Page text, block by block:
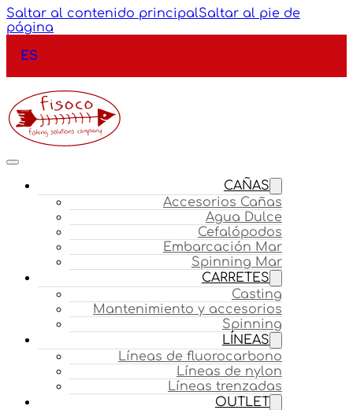
Saltar al contenido principalSaltar al pie de
página
ES
CAÑAS
Accesorios Cañas
Agua Dulce
Cefalópodos
Embarcación Mar
Spinning Mar
CARRETES
Casting
Mantenimiento y accesorios
Spinning
LÍNEAS
Líneas de fluorocarbono
Líneas de nylon
Líneas trenzadas
OUTLET